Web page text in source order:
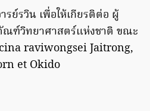
ย์รวิน เพื่อให้เกียรติต่อ ผู้
ณฑ์วิทยาศาสตร์แห่งชาติ ขณะ
raviwongsei Jaitrong,
et Okido